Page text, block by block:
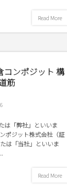
Read More
コンポジット 構
筋
は「弊社」といいま
ポジット株式会社（証
は「当社」といいま
Read More